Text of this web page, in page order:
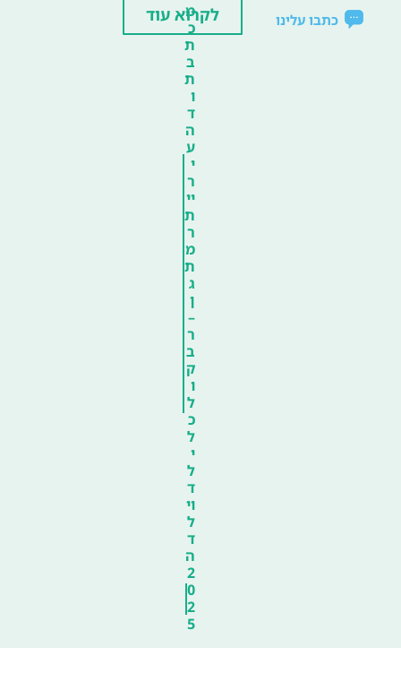
כתבו עלינו
מ
כ
ת
ב
ת
ו
ד
ה
ע
י
ר
יי
ת
ר
מ
ת
ג
ן
–
ר
ב
ק
ו
ל
כ
ל
י
ל
ד
וי
ל
ד
ה
2
0
2
5
לקרוא עוד